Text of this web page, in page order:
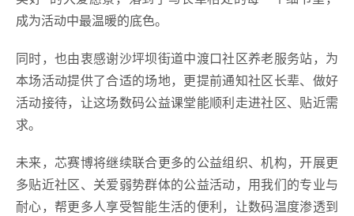
成为活动中最温暖的底色。
同时，也由衷感谢沙坪坝街道中渡口社区养老服务站，为
本场活动提供了合适的场地，更提前通知社区长辈、做好
活动接待，让这场数码公益课堂能顺利走进社区、贴近需
求。
未来，芯赛博将继续联合更多的公益组织、机构，开展更
多贴近社区、关爱弱势群体的公益活动，用我们的专业与
耐心，帮更多人享受智能生活的便利，让数码温度渗透到